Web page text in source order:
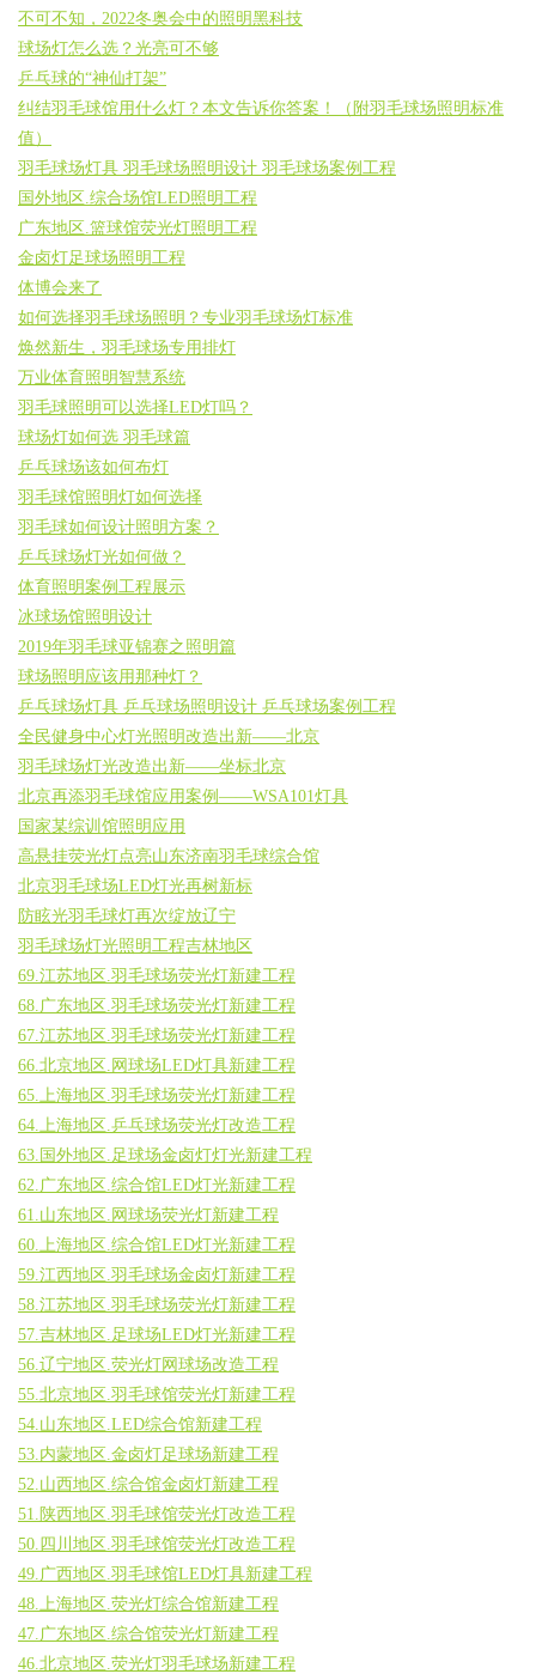
不可不知，2022冬奥会中的照明黑科技
球场灯怎么选？光亮可不够
乒乓球的“神仙打架”
纠结羽毛球馆用什么灯？本文告诉你答案！（附羽毛球场照明标准
值）
羽毛球场灯具 羽毛球场照明设计 羽毛球场案例工程
国外地区.综合场馆LED照明工程
广东地区.篮球馆荧光灯照明工程
金卤灯足球场照明工程
体博会来了
如何选择羽毛球场照明？专业羽毛球场灯标准
焕然新生，羽毛球场专用排灯
万业体育照明智慧系统
羽毛球照明可以选择LED灯吗？
球场灯如何选 羽毛球篇
乒乓球场该如何布灯
羽毛球馆照明灯如何选择
羽毛球如何设计照明方案？
乒乓球场灯光如何做？
体育照明案例工程展示
冰球场馆照明设计
2019年羽毛球亚锦赛之照明篇
球场照明应该用那种灯？
乒乓球场灯具 乒乓球场照明设计 乒乓球场案例工程
全民健身中心灯光照明改造出新——北京
羽毛球场灯光改造出新——坐标北京
北京再添羽毛球馆应用案例——WSA101灯具
国家某综训馆照明应用
高悬挂荧光灯点亮山东济南羽毛球综合馆
北京羽毛球场LED灯光再树新标
防眩光羽毛球灯再次绽放辽宁
羽毛球场灯光照明工程吉林地区
69.江苏地区.羽毛球场荧光灯新建工程
68.广东地区.羽毛球场荧光灯新建工程
67.江苏地区.羽毛球场荧光灯新建工程
66.北京地区.网球场LED灯具新建工程
65.上海地区.羽毛球场荧光灯新建工程
64.上海地区.乒乓球场荧光灯改造工程
63.国外地区.足球场金卤灯灯光新建工程
62.广东地区.综合馆LED灯光新建工程
61.山东地区.网球场荧光灯新建工程
60.上海地区.综合馆LED灯光新建工程
59.江西地区.羽毛球场金卤灯新建工程
58.江苏地区.羽毛球场荧光灯新建工程
57.吉林地区.足球场LED灯光新建工程
56.辽宁地区.荧光灯网球场改造工程
55.北京地区.羽毛球馆荧光灯新建工程
54.山东地区.LED综合馆新建工程
53.内蒙地区.金卤灯足球场新建工程
52.山西地区.综合馆金卤灯新建工程
51.陕西地区.羽毛球馆荧光灯改造工程
50.四川地区.羽毛球馆荧光灯改造工程
49.广西地区.羽毛球馆LED灯具新建工程
48.上海地区.荧光灯综合馆新建工程
47.广东地区.综合馆荧光灯新建工程
46.北京地区.荧光灯羽毛球场新建工程